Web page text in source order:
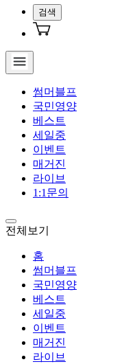
검색
썸머블프
국민영양
베스트
세일중
이벤트
매거진
라이브
1:1문의
전체보기
홈
썸머블프
국민영양
베스트
세일중
이벤트
매거진
라이브